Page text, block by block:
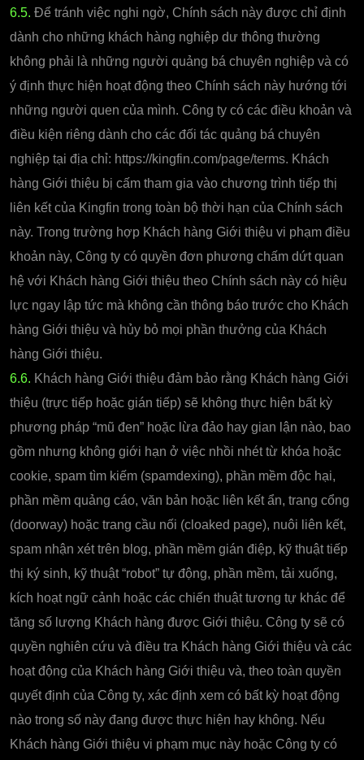
6.5. Để tránh việc nghi ngờ, Chính sách này được chỉ định
dành cho những khách hàng nghiệp dư thông thường
không phải là những người quảng bá chuyên nghiệp và có
ý định thực hiện hoạt động theo Chính sách này hướng tới
những người quen của mình. Công ty có các điều khoản và
điều kiện riêng dành cho các đối tác quảng bá chuyên
nghiệp tại địa chỉ: https://kingfin.com/page/terms. Khách
hàng Giới thiệu bị cấm tham gia vào chương trình tiếp thị
liên kết của Kingfin trong toàn bộ thời hạn của Chính sách
này. Trong trường hợp Khách hàng Giới thiệu vi phạm điều
khoản này, Công ty có quyền đơn phương chấm dứt quan
hệ với Khách hàng Giới thiệu theo Chính sách này có hiệu
lực ngay lập tức mà không cần thông báo trước cho Khách
hàng Giới thiệu và hủy bỏ mọi phần thưởng của Khách
hàng Giới thiệu.
6.6. Khách hàng Giới thiệu đảm bảo rằng Khách hàng Giới
thiệu (trực tiếp hoặc gián tiếp) sẽ không thực hiện bất kỳ
phương pháp “mũ đen” hoặc lừa đảo hay gian lận nào, bao
gồm nhưng không giới hạn ở việc nhồi nhét từ khóa hoặc
cookie, spam tìm kiếm (spamdexing), phần mềm độc hại,
phần mềm quảng cáo, văn bản hoặc liên kết ẩn, trang cổng
(doorway) hoặc trang cầu nối (cloaked page), nuôi liên kết,
spam nhận xét trên blog, phần mềm gián điệp, kỹ thuật tiếp
thị ký sinh, kỹ thuật “robot” tự động, phần mềm, tải xuống,
kích hoạt ngữ cảnh hoặc các chiến thuật tương tự khác để
tăng số lượng Khách hàng được Giới thiệu. Công ty sẽ có
quyền nghiên cứu và điều tra Khách hàng Giới thiệu và các
hoạt động của Khách hàng Giới thiệu và, theo toàn quyền
quyết định của Công ty, xác định xem có bất kỳ hoạt động
nào trong số này đang được thực hiện hay không. Nếu
Khách hàng Giới thiệu vi phạm mục này hoặc Công ty có